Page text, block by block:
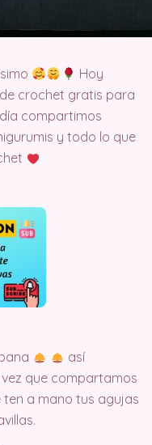
Hoy
crochet gratis para
compartimos
y todo lo que
así
que compartamos
ten a mano tus agujas